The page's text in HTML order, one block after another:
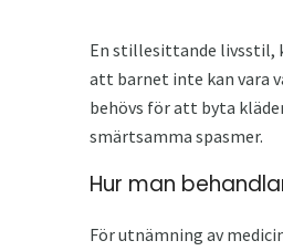
En stillesittande livsstil,
att barnet inte kan vara
behövs för att byta
smärtsamma spasmer.
Hur man
För utnämning av